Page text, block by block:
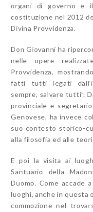
organi di governo e
costituzione nel 2012
Divina Provvidenza.
Don Giovanni ha
nelle opere
Provvidenza,
fatti tutti legati
sempre, salvare tutti”.
provinciale e
Genovese, ha invece
suo contesto storico-
alla filosofia ed alle
E poi la visita ai
Santuario della
Duomo. Come accade
luoghi, anche in questa
commozione nel